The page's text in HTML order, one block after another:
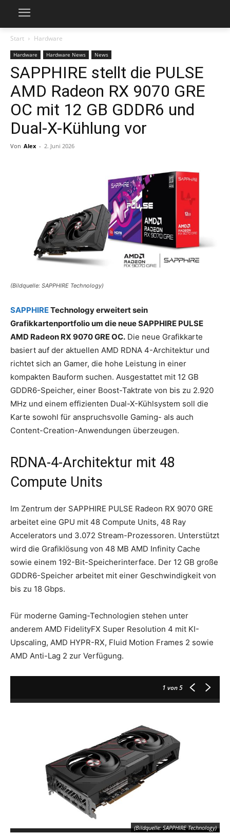
Start Hardware
Hardware Hardware News News
SAPPHIRE stellt die PULSE
AMD Radeon RX 9070 GRE
OC mit 12 GB GDDR6 und
Dual-X-Kühlung vor
Von Alex - 2. Juni 2026
(Bildquelle: SAPPHIRE Technology)
SAPPHIRETechnology erweitert sein
Grafikkartenportfolio um die neue SAPPHIRE PULSE
AMD Radeon RX 9070 GRE OC. Die neue Grafikkarte
basiert auf der aktuellen AMD RDNA 4-Architektur und
richtet sich an Gamer, die hohe Leistung in einer
kompakten Bauform suchen. Ausgestattet mit 12 GB
GDDR6-Speicher, einer Boost-Taktrate von bis zu 2.920
MHz und einem effizienten Dual-X-Kühlsystem soll die
Karte sowohl für anspruchsvolle Gaming- als auch
Content-Creation-Anwendungen überzeugen.
RDNA-4-Architektur mit 48
Compute Units
Im Zentrum der SAPPHIRE PULSE Radeon RX 9070 GRE
arbeitet eine GPU mit 48 Compute Units, 48 Ray
Accelerators und 3.072 Stream-Prozessoren. Unterstützt
wird die Grafiklösung von 48 MB AMD Infinity Cache
sowie einem 192-Bit-Speicherinterface. Der 12 GB große
GDDR6-Speicher arbeitet mit einer Geschwindigkeit von
bis zu 18 Gbps.
Für moderne Gaming-Technologien stehen unter
anderem AMD FidelityFX Super Resolution 4 mit KI-
Upscaling, AMD HYPR-RX, Fluid Motion Frames 2 sowie
AMD Anti-Lag 2 zur Verfügung.
1 von 5
(Bildquelle: SAPPHIRE Technology)